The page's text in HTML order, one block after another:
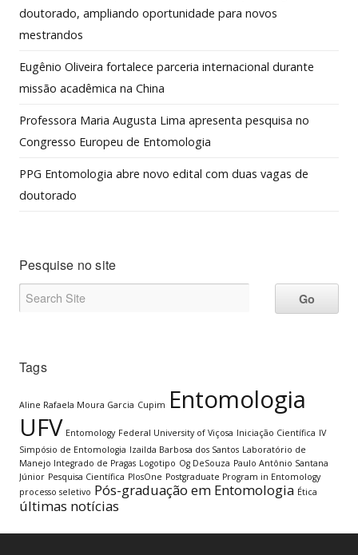
doutorado, ampliando oportunidade para novos
mestrandos
Eugênio Oliveira fortalece parceria internacional durante
missão acadêmica na China
Professora Maria Augusta Lima apresenta pesquisa no
Congresso Europeu de Entomologia
PPG Entomologia abre novo edital com duas vagas de
doutorado
Pesquise no site
Tags
Aline Rafaela Moura Garcia Cupim Entomologia
UFV Entomology Federal University of Viçosa Iniciação Científica IV
Simpósio de Entomologia Izailda Barbosa dos Santos Laboratório de
Manejo Integrado de Pragas Logotipo Og DeSouza Paulo Antônio Santana
Júnior Pesquisa Científica PlosOne Postgraduate Program in Entomology
processo seletivo Pós-graduação em Entomologia Ética
últimas notícias